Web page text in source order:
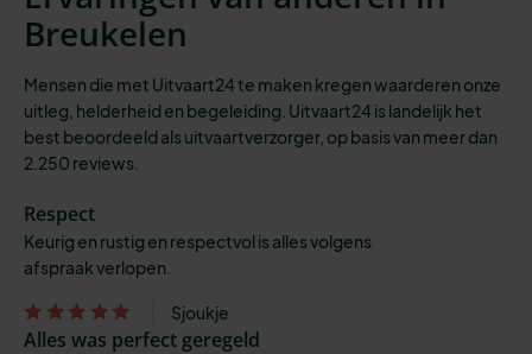
Breukelen
Mensen die met Uitvaart24 te maken kregen waarderen onze
uitleg, helderheid en begeleiding. Uitvaart24 is landelijk het
best beoordeeld als uitvaartverzorger, op basis van meer dan
2.250 reviews.
Respect
Keurig en rustig en respectvol is alles volgens
afspraak verlopen.
Sjoukje
Alles was perfect geregeld